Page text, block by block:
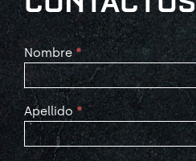
Contact
Us
Nombre *
Apellido *